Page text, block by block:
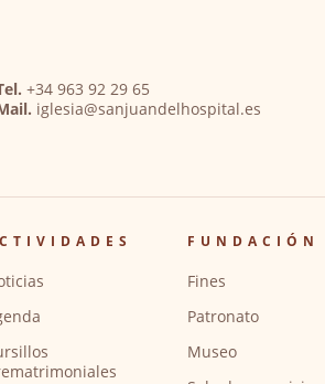
+34 963 92 29 65
iglesia@sanjuandelhospital.es
FUNDACIÓN
Fines
Patronato
Museo